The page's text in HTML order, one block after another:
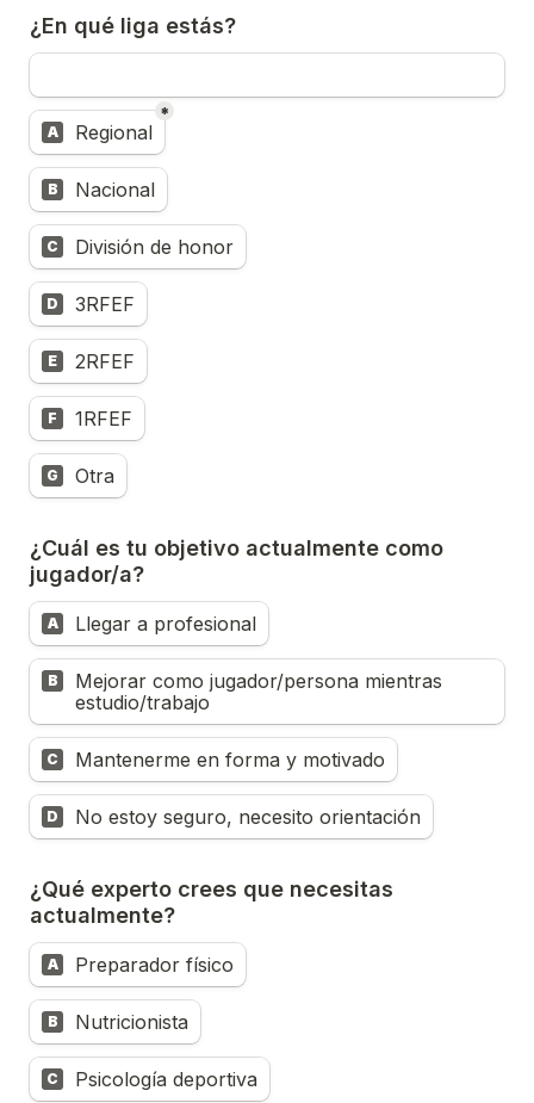
¿En qué liga estás?
Untitled multiple choice field
A Regional
*
B Nacional
C División de honor
D 3RFEF
E 2RFEF
F 1RFEF
G Otra
¿Cuál es tu objetivo actualmente como
jugador/a?
A Llegar a profesional
B
Mejorar como jugador/persona mientras
estudio/trabajo
C Mantenerme en forma y motivado
D No estoy seguro, necesito orientación
¿Qué experto crees que necesitas
actualmente?
A Preparador físico
B Nutricionista
C Psicología deportiva